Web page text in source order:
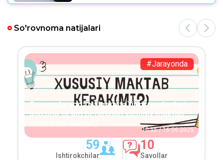
So'rovnoma natijalari
#Jarayonda
Surxondaryoda xalqaro ta`lim standartlari
asosida ta`lim beradigan xususiy maktab
10:55 / 16.06.2025
59
Ishtirokchilar
10
Savollar